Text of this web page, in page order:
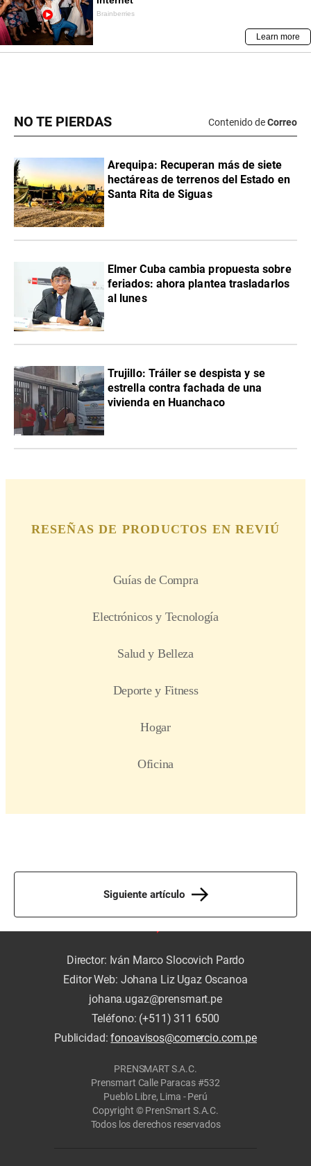
NO TE PIERDAS Contenido deCorreo
Arequipa: Recuperan más de siete
hectáreas de terrenos del Estado en
Santa Rita de Siguas
Elmer Cuba cambia propuesta sobre
feriados: ahora plantea trasladarlos
al lunes
Trujillo: Tráiler se despista y se
estrella contra fachada de una
vivienda en Huanchaco
Siguiente artículo
Director: Iván Marco Slocovich Pardo
Editor Web: Johana Liz Ugaz Oscanoa
johana.ugaz@prensmart.pe
Teléfono: (+511) 311 6500
Publicidad:fonoavisos@comercio.com.pe
PRENSMART S.A.C.
Prensmart Calle Paracas #532
Pueblo Libre, Lima - Perú
Copyright © PrenSmart S.A.C.
Todos los derechos reservados